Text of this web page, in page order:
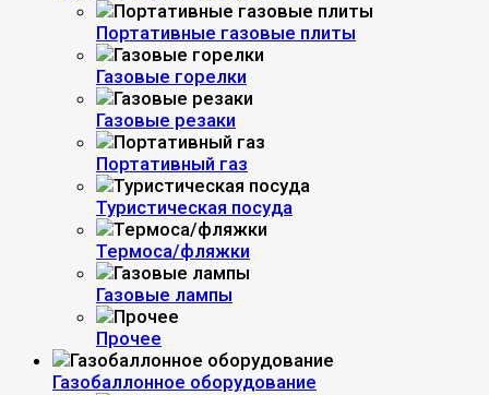
Портативные газовые плиты
Газовые горелки
Газовые резаки
Портативный газ
Туристическая посуда
Термоса/фляжки
Газовые лампы
Прочее
Газобаллонное оборудование